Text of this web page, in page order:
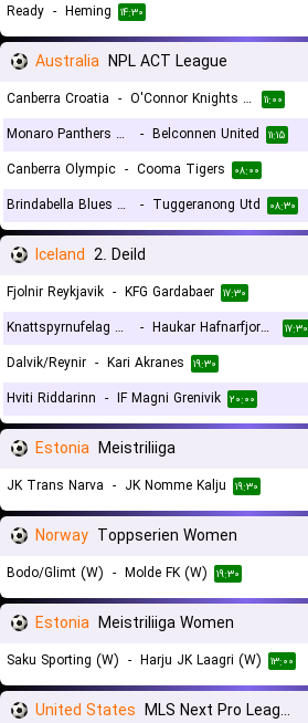
Ready - Heming ۱۴:۳۰
Australia NPL ACT League
Canberra Croatia - O'Connor Knights SC ۱۱:۰۰
Monaro Panthers FC
- Belconnen United ۱۱:۱۵
Canberra Olympic - Cooma Tigers ۰۸:۰۰
Brindabella Blues FC
- Tuggeranong Utd ۰۸:۳۰
Iceland 2. Deild
Fjolnir Reykjavik - KFG Gardabaer ۱۷:۳۰
Knattspyrnufelag Austfjarda
- Haukar Hafnarfjordur ۱۷:۳۰
Dalvik/Reynir - Kari Akranes ۱۹:۳۰
Hviti Riddarinn - IF Magni Grenivik ۲۰:۰۰
Estonia Meistriliiga
JK Trans Narva - JK Nomme Kalju ۱۹:۳۰
Norway Toppserien Women
Bodo/Glimt (W) - Molde FK (W) ۱۹:۳۰
Estonia Meistriliiga Women
Saku Sporting (W) - Harju JK Laagri (W) ۱۳:۰۰
United States MLS Next Pro League